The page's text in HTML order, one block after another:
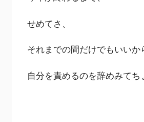
せめてさ、
それまでの間だけでもいいか
自分を責めるのを辞めみてち